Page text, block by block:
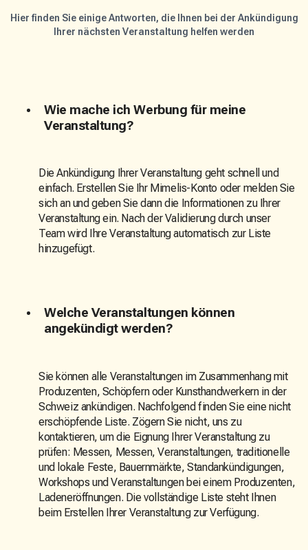
Hier finden Sie einige Antworten, die Ihnen bei der Ankündigung
Ihrer nächsten Veranstaltung helfen werden
Wie mache ich Werbung für meine
Veranstaltung?
Die Ankündigung Ihrer Veranstaltung geht schnell und
einfach. Erstellen Sie Ihr Mimelis-Konto oder melden Sie
sich an und geben Sie dann die Informationen zu Ihrer
Veranstaltung ein. Nach der Validierung durch unser
Team wird Ihre Veranstaltung automatisch zur Liste
hinzugefügt.
Welche Veranstaltungen können
angekündigt werden?
Sie können alle Veranstaltungen im Zusammenhang mit
Produzenten, Schöpfern oder Kunsthandwerkern in der
Schweiz ankündigen. Nachfolgend finden Sie eine nicht
erschöpfende Liste. Zögern Sie nicht, uns zu
kontaktieren, um die Eignung Ihrer Veranstaltung zu
prüfen: Messen, Messen, Veranstaltungen, traditionelle
und lokale Feste, Bauernmärkte, Standankündigungen,
Workshops und Veranstaltungen bei einem Produzenten,
Ladeneröffnungen. Die vollständige Liste steht Ihnen
beim Erstellen Ihrer Veranstaltung zur Verfügung.